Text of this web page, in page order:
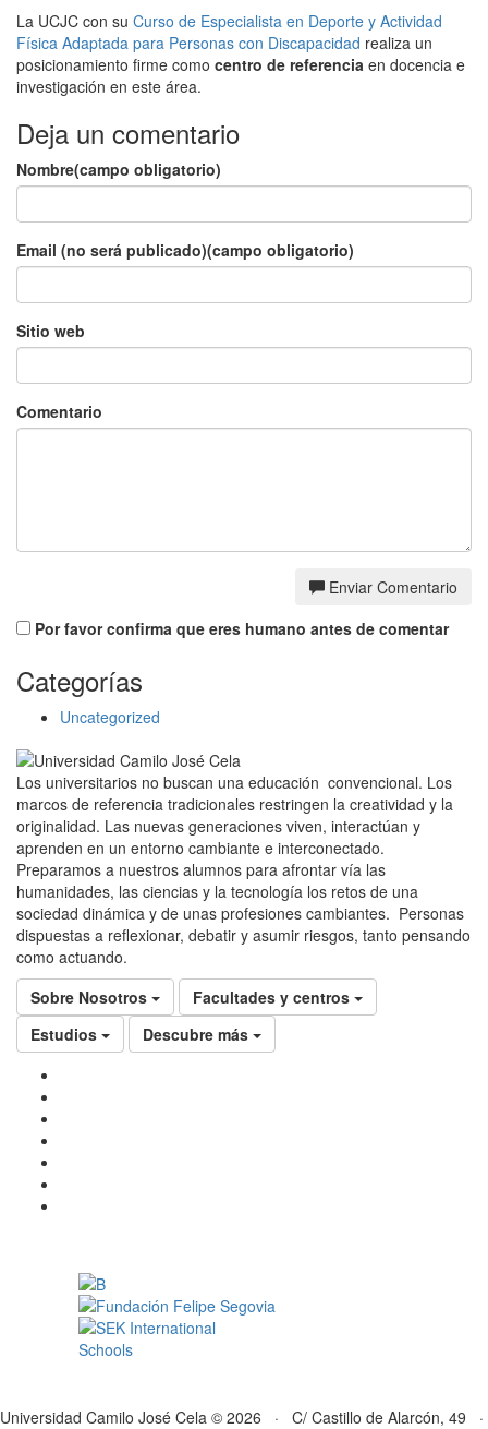
La UCJC con su Curso de Especialista en Deporte y Actividad
Física Adaptada para Personas con Discapacidad realiza un
posicionamiento firme como centro de referencia en docencia e
investigación en este área.
Deja un comentario
Nombre(campo obligatorio)
Email (no será publicado)(campo obligatorio)
Sitio web
Comentario
Enviar Comentario
Por favor confirma que eres humano antes de comentar
Categorías
Uncategorized
Los universitarios no buscan una educación convencional. Los
marcos de referencia tradicionales restringen la creatividad y la
originalidad. Las nuevas generaciones viven, interactúan y
aprenden en un entorno cambiante e interconectado.
Preparamos a nuestros alumnos para afrontar vía las
humanidades, las ciencias y la tecnología los retos de una
sociedad dinámica y de unas profesiones cambiantes. Personas
dispuestas a reflexionar, debatir y asumir riesgos, tanto pensando
como actuando.
Sobre Nosotros
Facultades y centros
Estudios
Descubre más
Universidad Camilo José Cela © 2026 · C/ Castillo de Alarcón, 49 ·